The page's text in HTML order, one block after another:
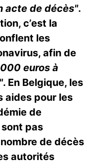
acte de décès".
c’est la
les
afin de
euros à
. En Belgique, les
aides pour les
de
pas
de décès
autorités